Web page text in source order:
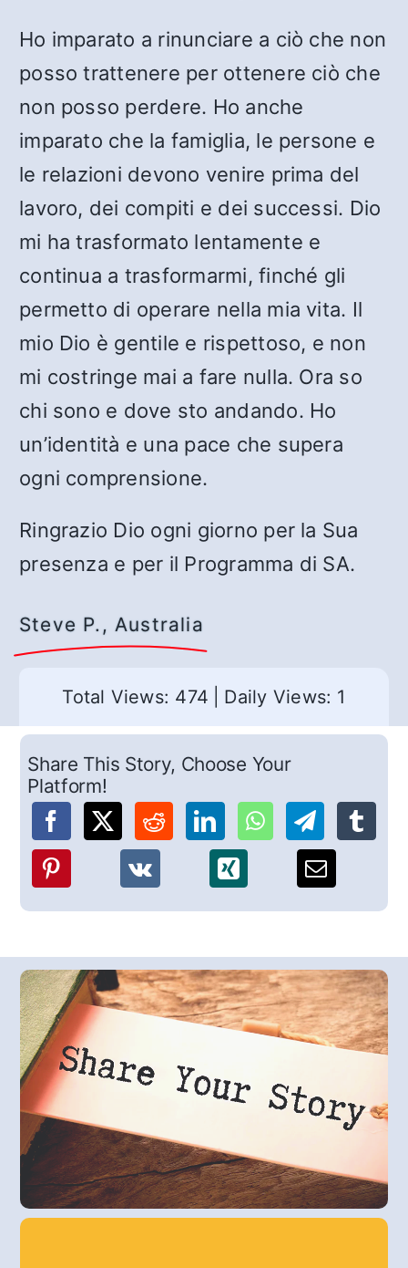
Ho imparato a rinunciare a ciò che non
posso trattenere per ottenere ciò che
non posso perdere. Ho anche
imparato che la famiglia, le persone e
le relazioni devono venire prima del
lavoro, dei compiti e dei successi. Dio
mi ha trasformato lentamente e
continua a trasformarmi, finché gli
permetto di operare nella mia vita. Il
mio Dio è gentile e rispettoso, e non
mi costringe mai a fare nulla. Ora so
chi sono e dove sto andando. Ho
un’identità e una pace che supera
ogni comprensione.
Ringrazio Dio ogni giorno per la Sua
presenza e per il Programma di SA.
Steve P., Australia
Total Views: 474 Daily Views: 1
Share This Story, Choose Your
Platform!